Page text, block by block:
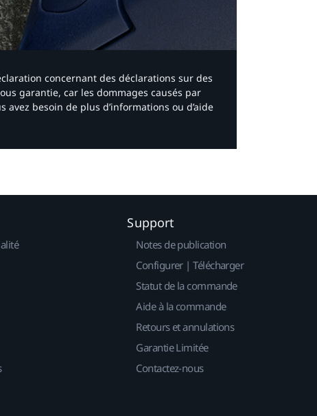
concernant des déclarations sur des
garantie, car les dommages causés par
avez besoin de plus d’informations ou d’aide
Support
Notes de publication
Configurer | Télécharger
Statut de la commande
Aide à la commande
Retours et annulations
Garantie Limitée
Contactez-nous